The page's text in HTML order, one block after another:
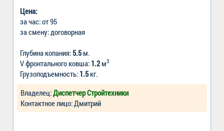
Цена:
за час: от 95
за смену: договорная
Глубина копания: 5.5м.
V фронтального ковша: 1.2м3
Грузоподъемность: 1.5кг.
Владелец:Диспетчер Стройтехники
Контактное лицо: Дмитрий